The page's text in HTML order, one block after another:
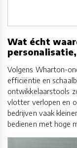
Wat écht
Volgens Wharton-
efficiëntie en
ontwikkelaarstools
vlotter verlopen en
bedrijven vaak
bedienen met hoge